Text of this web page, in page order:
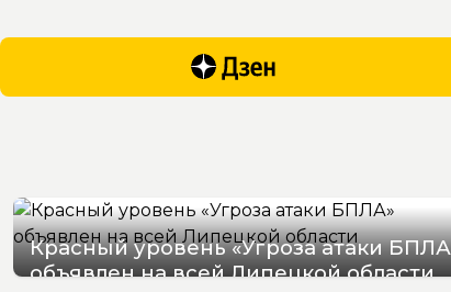
Красный уровень «Угроза атаки
объявлен на всей Липецкой области